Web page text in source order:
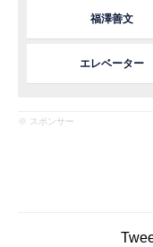
福澤善文
エレベーター
※ スポンサー